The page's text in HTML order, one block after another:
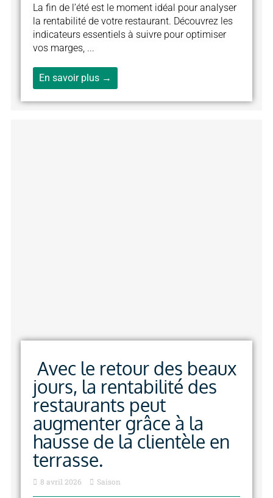
La fin de l’été est le moment idéal pour analyser
la rentabilité de votre restaurant. Découvrez les
indicateurs essentiels à suivre pour optimiser
vos marges, ...
En savoir plus →
Avec le retour des beaux
jours, la rentabilité des
restaurants peut
augmenter grâce à la
hausse de la clientèle en
terrasse.
8 avril 2026 Saison